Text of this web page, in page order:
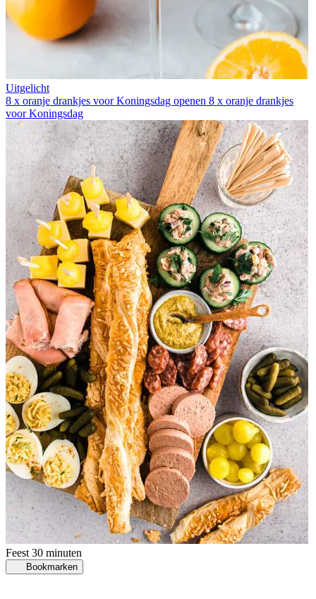
Uitgelicht
8 x oranje drankjes voor Koningsdag openen 8 x oranje drankjes
voor Koningsdag
Feest 30 minuten
Bookmarken